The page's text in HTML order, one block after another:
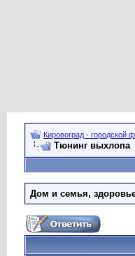
Кировоград - городской
Тюнинг выхлопа
Дом и семья,